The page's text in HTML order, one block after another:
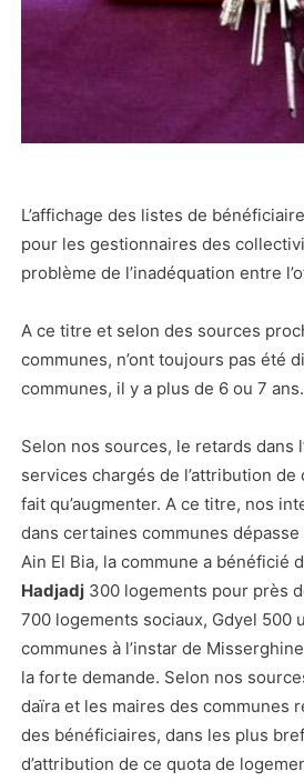
L’affichage des listes de
pour les gestionnaires des
problème de l’inadéquation entre
A ce titre et selon des sources
communes, n’ont toujours pas été
communes, il y a plus de 6 ou 7 ans.
Selon nos sources, le retards dans
services chargés de l’attribution
fait qu’augmenter. A ce titre, nos
dans certaines communes
Ain El Bia, la commune a bénéficié
Hadjadj 300 logements pour près
700 logements sociaux, Gdyel 500
communes à l’instar de
la forte demande. Selon nos
daïra et les maires des communes
des bénéficiaires, dans les plus
d’attribution de ce quota de